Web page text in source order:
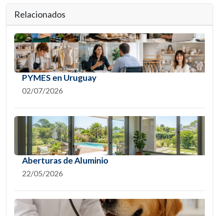
Relacionados
PYMES en Uruguay
02/07/2026
Aberturas de Aluminio
22/05/2026